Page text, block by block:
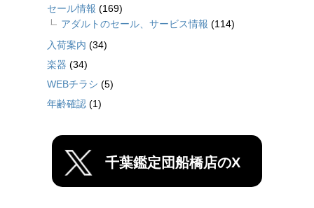
セール情報 (169)
アダルトのセール、サービス情報 (114)
入荷案内 (34)
楽器 (34)
WEBチラシ (5)
年齢確認 (1)
千葉鑑定団船橋店のX